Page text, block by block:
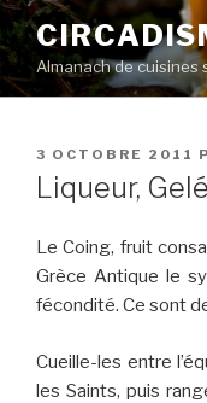
Aller
au
contenu
principal
Almanach de cuisines
PUBLIÉ
LE
3 OCTOBRE 2011
Liqueur,
Le Coing, fruit
Grèce Antique le
fécondité. Ce sont
Cueille-les entre
les Saints, puis